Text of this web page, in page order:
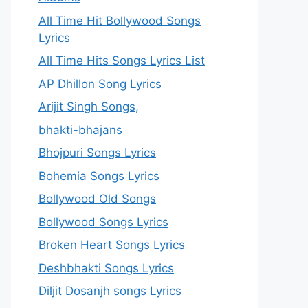
All Time Hit Bollywood Songs
Lyrics
All Time Hits Songs Lyrics List
AP Dhillon Song Lyrics
Arijit Singh Songs,
bhakti-bhajans
Bhojpuri Songs Lyrics
Bohemia Songs Lyrics
Bollywood Old Songs
Bollywood Songs Lyrics
Broken Heart Songs Lyrics
Deshbhakti Songs Lyrics
Diljit Dosanjh songs Lyrics